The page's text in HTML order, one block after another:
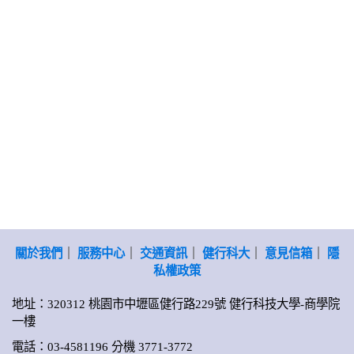
關於我們 服務中心｜ 交通資訊｜ 健行科大｜ 意見信箱｜
隱
私權政策
地址：320312 桃園市中壢區健行路229號 健行科技大學-商學院
一樓
電話：03-4581196 分機 3771-3772